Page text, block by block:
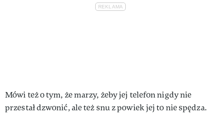
Mówi też o tym, że marzy, żeby jej telefon nigdy nie
przestał dzwonić, ale też snu z powiek jej to nie spędza.